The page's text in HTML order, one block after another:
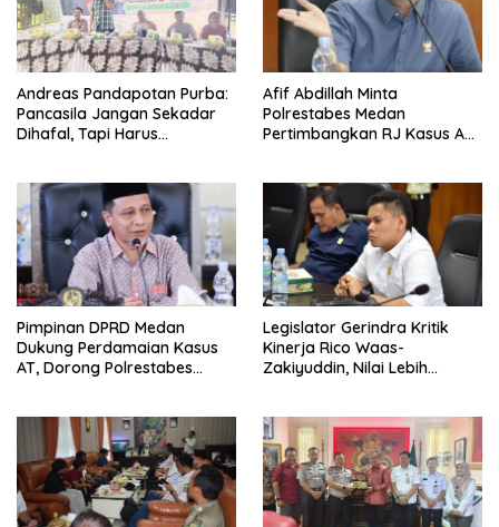
Andreas Pandapotan Purba:
Pancasila Jangan Sekadar
Dihafal, Tapi Harus
Afif Abdillah Minta
Polrestabes Medan
Pertimbangkan RJ Kasus AT
Pimpinan DPRD Medan
Dukung Perdamaian Kasus
AT, Dorong Polrestabes
Legislator Gerindra Kritik
Kinerja Rico Waas-
Zakiyuddin, Nilai Lebih
Keluhan Warga